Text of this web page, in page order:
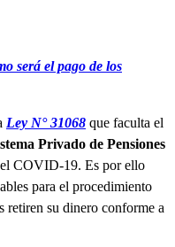
será el pago de los
Ley N° 31068 que faculta el
Privado de Pensiones
COVID-19. Es por ello
para el procedimiento
retiren su dinero conforme a